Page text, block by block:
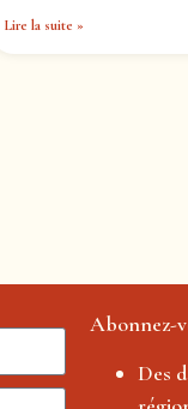
Lire la suite »
Abonnez-
Des